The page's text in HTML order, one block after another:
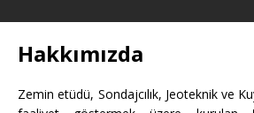
Hakkımızda
Zemin etüdü, Sondajcılık, Jeoteknik ve